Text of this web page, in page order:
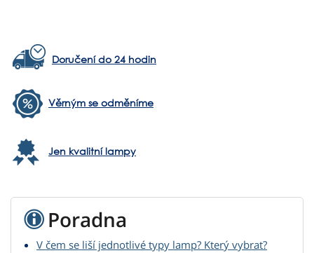
Doručení do 24 hodin
Věrným se odměníme
Jen kvalitní lampy
Poradna
V čem se liší jednotlivé typy lamp? Který vybrat?